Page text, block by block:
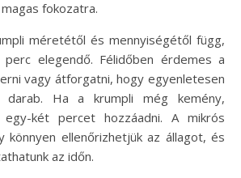
fokozatra.
méretétől és mennyiségétől függ,
elegendő. Félidőben érdemes a
vagy átforgatni, hogy egyenletesen
darab. Ha a krumpli még kemény,
két percet hozzáadni. A mikrós
könnyen ellenőrizhetjük az állagot, és
az időn.